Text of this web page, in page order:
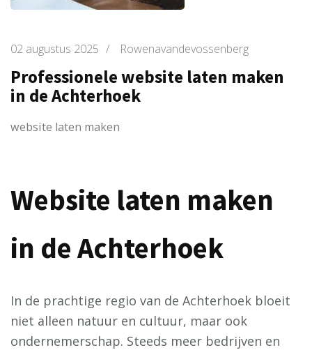
02 augustus 2025 / Rowenavandevossenberg
Professionele website laten maken
in de Achterhoek
website laten maken
Website laten maken
in de Achterhoek
In de prachtige regio van de Achterhoek bloeit
niet alleen natuur en cultuur, maar ook
ondernemerschap. Steeds meer bedrijven en